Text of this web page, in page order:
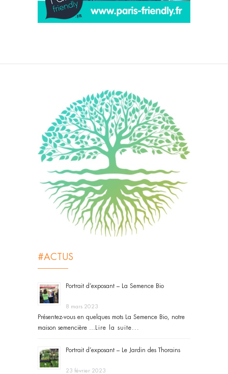
#ACTUS
Portrait d’exposant – La Semence Bio
8 mars 2023
Présentez-vous en quelques mots La Semence Bio, notre
maison semencière …
Lire la suite...
Portrait d’exposant – Le Jardin des Thorains
23 février 2023